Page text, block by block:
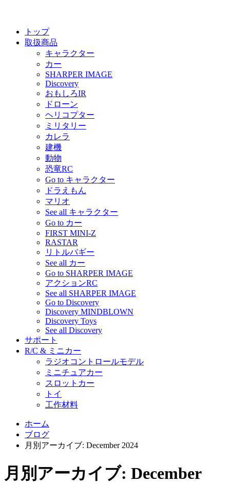
トップ
取扱商品
キャラクター
カー
SHARPER IMAGE
Discovery
おもしろIR
ドローン
ヘリコプター
ミリタリー
カレラ
建機
動物
恐竜RC
Go to キャラクター
ドラえもん
マリオ
See all キャラクター
Go to カー
FIRST MINI-Z
RASTAR
リトルバギー
See all カー
Go to SHARPER IMAGE
アクションRC
See all SHARPER IMAGE
Go to Discovery
Discovery MINDBLOWN
Discovery Toys
See all Discovery
サポート
R/C & ミニカー
ラジオコントロールモデル
ミニチュアカー
スロットカー
トイ
工作材料
ホーム
ブログ
月別アーカイブ: December 2024
月別アーカイブ: December